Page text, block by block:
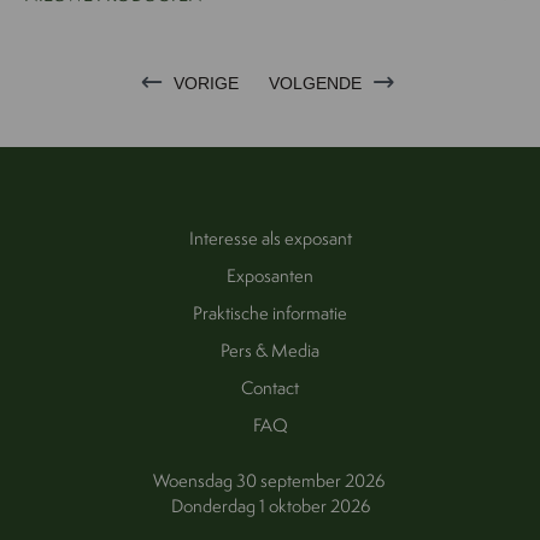
VORIGE VOLGENDE
Interesse als exposant
Exposanten
Praktische informatie
Pers & Media
Contact
FAQ
Woensdag 30 september 2026
Donderdag 1 oktober 2026